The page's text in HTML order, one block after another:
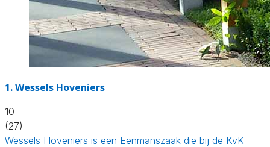
1.Wessels Hoveniers
10
(27)
Wessels Hoveniers is een Eenmanszaak die bij de KvK